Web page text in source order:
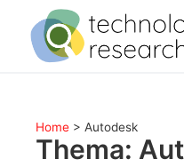
Home > Autodesk
Thema: